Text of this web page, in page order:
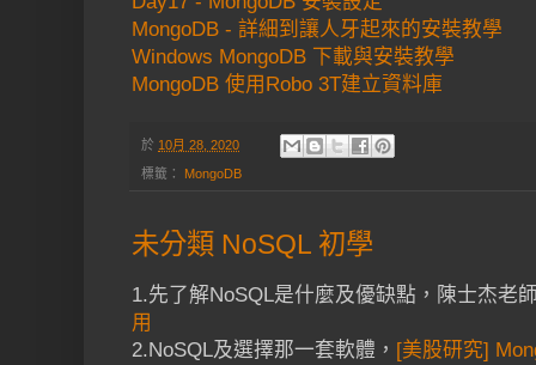
MongoDB - 詳細到讓人牙起來的安裝教學
Windows MongoDB 下載與安裝教學
MongoDB 使用Robo 3T建立資料庫
於 10月 28, 2020
標籤： MongoDB
未分類 NoSQL 初學
1.先了解NoSQL是什麼及優缺點，陳士杰老
用
2.NoSQL及選擇那一套軟體， [美股研究]